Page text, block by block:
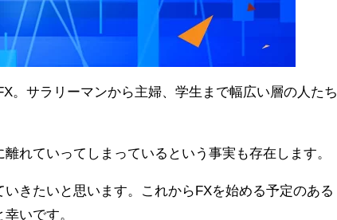
。サラリーマンから主婦、学生まで幅広い層の人たち
れていってしまっているという事実も存在します。
きたいと思います。これからFXを始める予定のある
いです。